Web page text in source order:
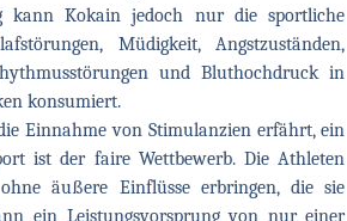
kann Kokain jedoch nur die sportliche
Müdigkeit, Angstzuständen,
und Bluthochdruck in
konsumiert.
Einnahme von Stimulanzien erfährt, ein
ist der faire Wettbewerb. Die Athleten
äußere Einflüsse erbringen, die sie
ein Leistungsvorsprung von nur einer